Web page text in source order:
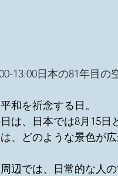
13:00日本の81年目
和を祈念する日。
は、日本では8月15日
、どのような景色が
辺では、日常的な人